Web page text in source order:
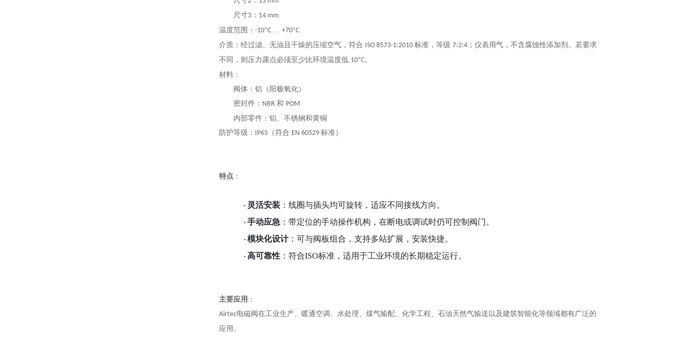
尺寸3 ： 14 mm
温度范围： -10°C … +70°C
介质：经过滤、无油且干燥的压缩空气，符合 ISO 8573-1:2010 标准，等级 7:2:4 ；仪表用气，不含腐蚀性添加剂。若要求
不同，则压力露点必须至少比环境温度低 10°C。
材料：
阀体：铝（阳极氧化）
密封件： NBR 和 POM
内部零件：铝、不锈钢和黄铜
防护等级： IP65 （符合 EN 60529 标准）
特点 ：
· 灵活安装 ：线圈与插头均可旋转，适应不同接线方向。
· 手动应急 ：带定位的手动操作机构，在断电或调试时仍可控制阀门。
· 模块化设计 ：可与阀板组合，支持多站扩展，安装快捷。
· 高可靠性 ：符合ISO标准，适用于工业环境的长期稳定运行。
主要应用 ：
Airtec电磁阀在工业生产、暖通空调、水处理、煤气输配、化学工程、石油天然气输送以及建筑智能化等领域都有广泛的
应用。